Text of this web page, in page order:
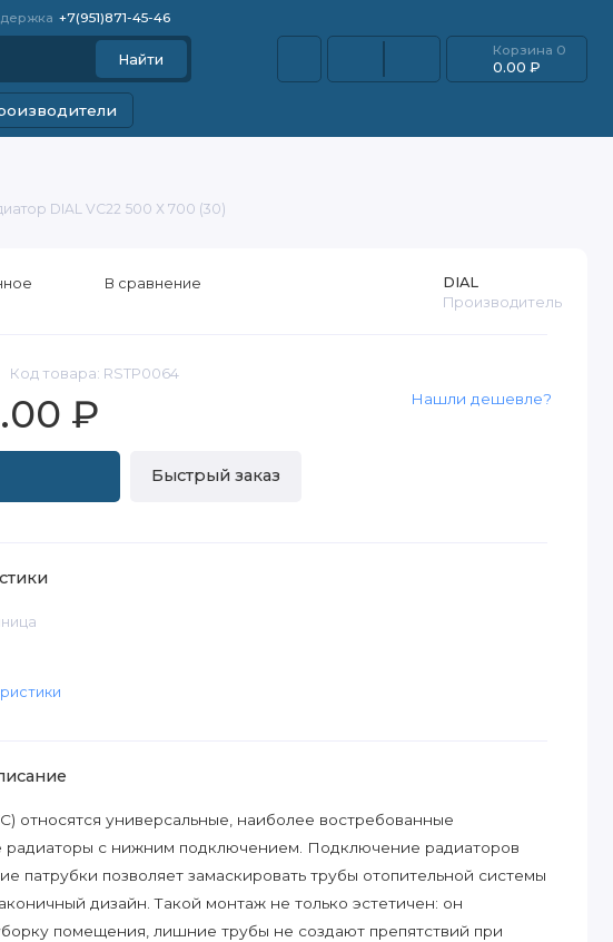
+7(951)871-45-46
Найти
Корзина 0
0.00 ₽
DIAL VC22 500 Х 700 (30)
Код товара: RSTP0064
DIAL
Производитель
₽
Быстрый заказ
Нашли дешевле?
В сравнение
относятся универсальные, наиболее востребованные
радиаторы с нижним подключением. Подключение радиаторов
патрубки позволяет замаскировать трубы отопительной системы
дизайн. Такой монтаж не только эстетичен: он
помещения, лишние трубы не создают препятствий при